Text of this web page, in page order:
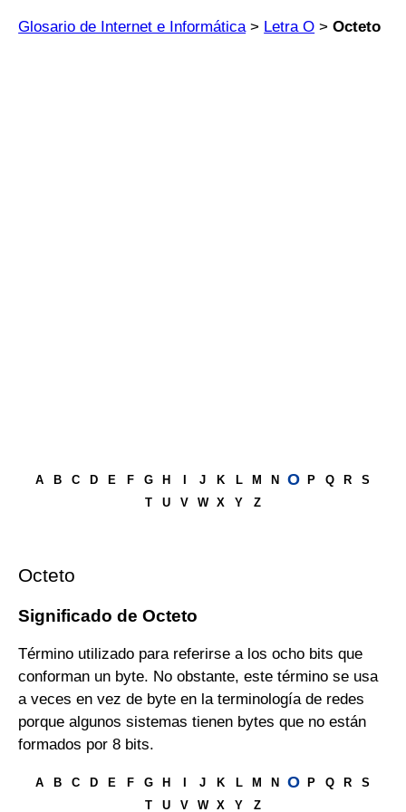
Glosario de Internet e Informática> Letra O >Octeto
A B C D E F G H J K L M N O P Q R
S
T
U V W X Y Z
Octeto
Significado de Octeto
Término utilizado para referirse a los ocho bits que
conforman un byte. No obstante, este término se usa
a veces en vez de byte en la terminología de redes
porque algunos sistemas tienen bytes que no están
formados por 8 bits.
A B C D E F G H J K L M N O P Q R
S
T
U V W X Y Z